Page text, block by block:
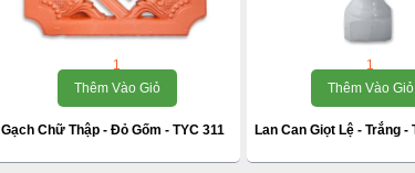
1
Thêm Vào Giỏ
Gạch Chữ Thập - Đỏ Gốm - TYC 311
1
Thêm Vào Giỏ
Lan Can Giọt Lệ - Trắng -